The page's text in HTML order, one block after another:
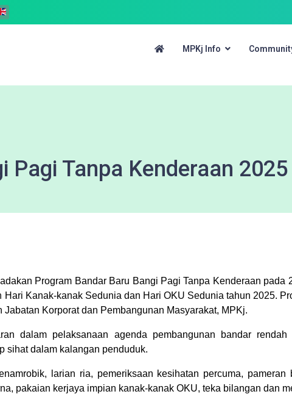
MPKj Info
Pagi Tanpa Kenderaan 2025
Program Bandar Baru Bangi Pagi Tanpa Kenderaan pada
Kanak-kanak Sedunia dan Hari OKU Sedunia tahun 2025.
Korporat dan Pembangunan Masyarakat, MPKj.
dalam pelaksanaan agenda pembangunan bandar
sihat dalam kalangan penduduk.
larian ria, pemeriksaan kesihatan percuma,
pakaian kerjaya impian kanak-kanak OKU, teka bilangan dan